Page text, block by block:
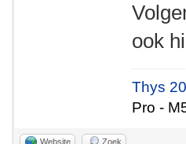
ook
Thys
Pro -
Website Zoek